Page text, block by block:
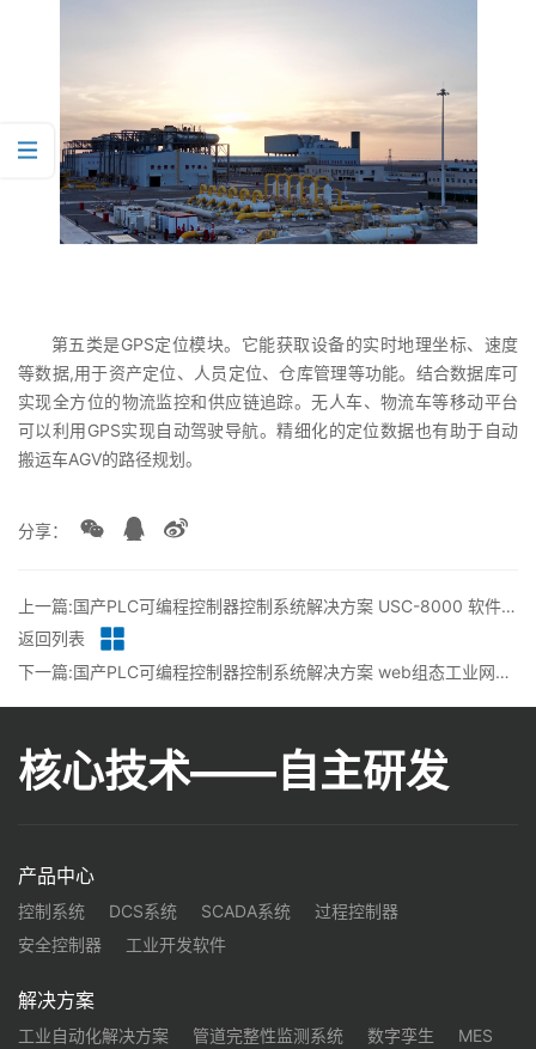
第五类是GPS定位模块。它能获取设备的实时地理坐标、速度
等数据,用于资产定位、人员定位、仓库管理等功能。结合数据库可
实现全方位的物流监控和供应链追踪。无人车、物流车等移动平台
可以利用GPS实现自动驾驶导航。精细化的定位数据也有助于自动
搬运车AGV的路径规划。
分享：
上一篇:国产PLC可编程控制器控制系统解决方案 USC-8000 软件-通信软点丨龙鼎源
返回列表
下一篇:国产PLC可编程控制器控制系统解决方案 web组态工业网关是什么?web组态网关是普通的网关吗？丨龙鼎源
核心技术——自主研发
产品中心
控制系统 DCS系统 SCADA系统
过程控制器
安全控制器
工业开发软件
解决方案
工业自动化解决方案 管道完整性监测系统 数字孪生
MES